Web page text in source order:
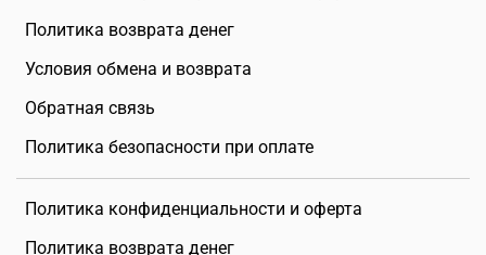
Политика возврата денег
Условия обмена и возврата
Обратная связь
Политика безопасности при оплате
Политика конфиденциальности и оферта
Политика возврата денег